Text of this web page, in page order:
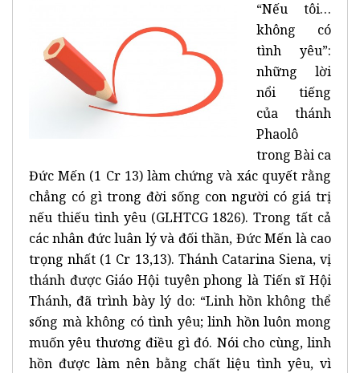
“Nếu tôi…
không có
tình yêu”:
những lời
nổi tiếng
của thánh
Phaolô
trong Bài ca
Đức Mến (1 Cr 13) làm chứng và xác quyết rằng
chẳng có gì trong đời sống con người có giá trị
nếu thiếu tình yêu (GLHTCG 1826). Trong tất cả
các nhân đức luân lý và đối thần, Đức Mến là cao
trọng nhất (1 Cr 13,13). Thánh Catarina Siena, vị
thánh được Giáo Hội tuyên phong là Tiến sĩ Hội
Thánh, đã trình bày lý do: “Linh hồn không thể
sống mà không có tình yêu; linh hồn luôn mong
muốn yêu thương điều gì đó. Nói cho cùng, linh
hồn được làm nên bằng chất liệu tình yêu, vì